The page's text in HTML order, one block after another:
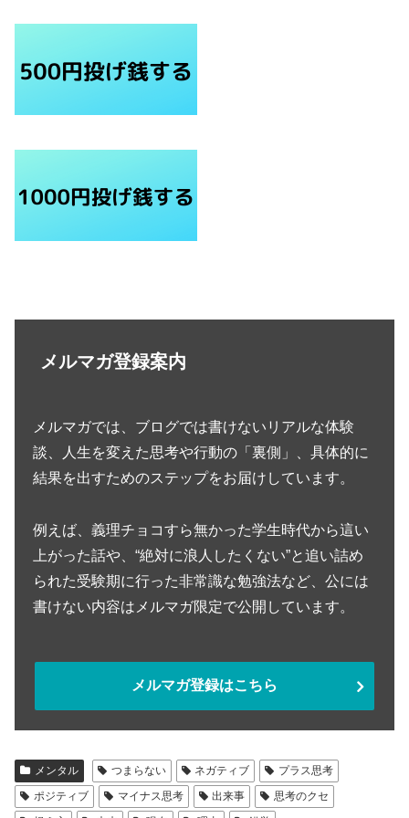
メルマガ登録案内
メルマガでは、ブログでは書けないリアルな体験
談、人生を変えた思考や行動の「裏側」、具体的に
結果を出すためのステップをお届けしています。
例えば、義理チョコすら無かった学生時代から這い
上がった話や、“絶対に浪人したくない”と追い詰め
られた受験期に行った非常識な勉強法など、公には
書けない内容はメルマガ限定で公開しています。
メルマガ登録はこちら
メンタル つまらない ネガティブ
プラス思考
ポジティブ
マイナス思考 出来事
思考のクセ